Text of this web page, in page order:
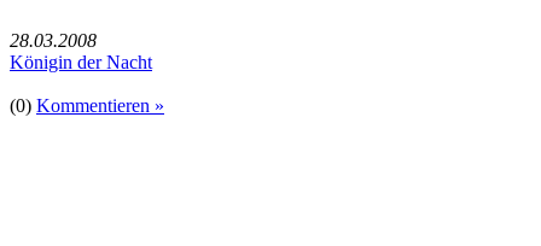
28.03.2008
Königin der Nacht
(0) Kommentieren »